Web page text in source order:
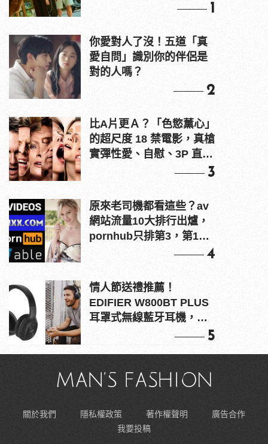
1
你愛對人了沒！五道「真
愛自問」識別你的伴侶是
對的人嗎？
2
比A片更Ａ？「色慾薰心」
的超尺度 18 禁電影，真槍
實彈性愛、自慰、3P 直接
3
原來老司機都看這些？av
網站流量10大排行出爐，
pornhub只排第3，第1名
4
情人節送禮推薦！
EDIFIER W800BT PLUS
耳罩式無線藍牙耳機，在
5
關於我們 隱私權政策 著作權聲明
廣告合作
我要投稿